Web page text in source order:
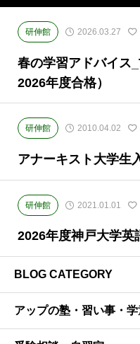
研伸館 2026.03.27
春の学習アドバイス
2026年度合格）
研伸館 2010.04.02
アナーキスト大学生
研伸館 2021.01.01
2026年度神戸大学英
BLOG CATEGORY
医学部受験のプロがお届け
アップの塾・習い事・学